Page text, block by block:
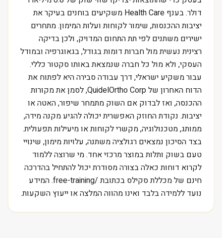
דולר. בענף Health Care משקיעים בוחנים בעיקר את
יציבות ההכנסות, שימור לקוחות ועלות המימון. מתחרים
ישירים משתנים לפי תת התחום המדויק, ולכן בדיקה
רצינית נעשית מול חברות דומות בגודל, בגאוגרפיה ובמודל
העסקי, ולא מול כל חברה שנמצאת באותו סקטור כללי.
עבור משקיע ישראלי, דרך עבודה סבירה היא לפתוח את
הדוח האחרון של QuidelOrtho Corp, לסמן את מקורות
ההכנסה, ואז לבדוק אם השוק מתמחר שיפור, האטה או
יציבות. נקודת החוזק האפשרית יכולה להגיע מקנה מידה,
ממותג, מטכנולוגיה, מקשרי לקוחות או מיעילות תפעולית.
בצד הסיכון נמצאים רגולציה משתנה, עלויות מימון, שינויי
טעם בשוק ותלות במוצר מרכזי אחד. מי שרוצה ללמוד
לקרוא דוחות כאלה בצורה מסודרת יכול להתחיל בהדרכה
חינם של מכללת סקילס בכתובת /free-training. המידע
נועד ללמידה בלבד ואינו מהווה המלצה או ייעוץ השקעות.